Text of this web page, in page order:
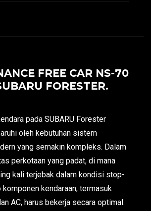
FREE CAR NS-70
FORESTER.
pada SUBARU Forester
oleh kebutuhan sistem
yang semakin kompleks. Dalam
perkotaan yang padat, di mana
kali terjebak dalam kondisi stop-
kendaraan, termasuk
AC, harus bekerja secara optimal.